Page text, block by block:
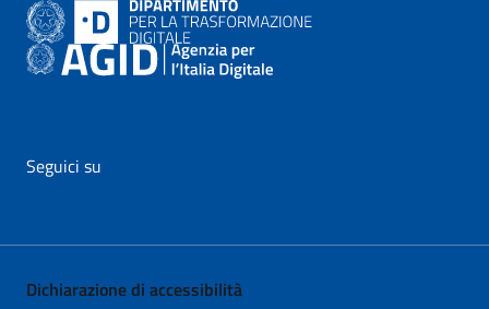
Seguici su
Dichiarazione di accessibilità